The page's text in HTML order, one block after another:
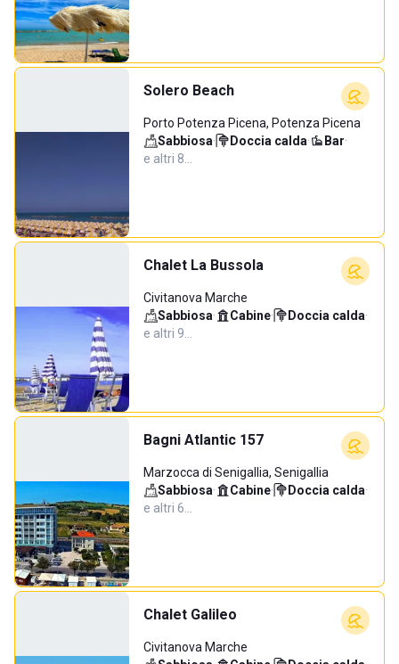
Solero Beach
Porto Potenza Picena, Potenza Picena
Sabbiosa· Doccia calda· Bar·
e altri 8…
Chalet La Bussola
Civitanova Marche
Sabbiosa· Cabine· Doccia calda·
e altri 9…
Bagni Atlantic 157
Marzocca di Senigallia, Senigallia
Sabbiosa· Cabine· Doccia calda·
e altri 6…
Chalet Galileo
Civitanova Marche